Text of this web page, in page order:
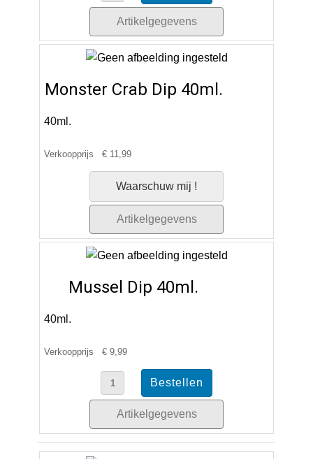
Artikelgegevens
Monster Crab Dip 40ml.
40ml.
Verkoopprijs € 11,99
Waarschuw mij !
Artikelgegevens
Mussel Dip 40ml.
40ml.
Verkoopprijs € 9,99
Artikelgegevens